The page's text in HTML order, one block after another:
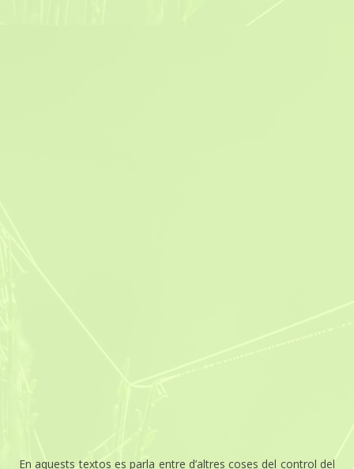
En aquests textos es parla entre d’altres coses del control del